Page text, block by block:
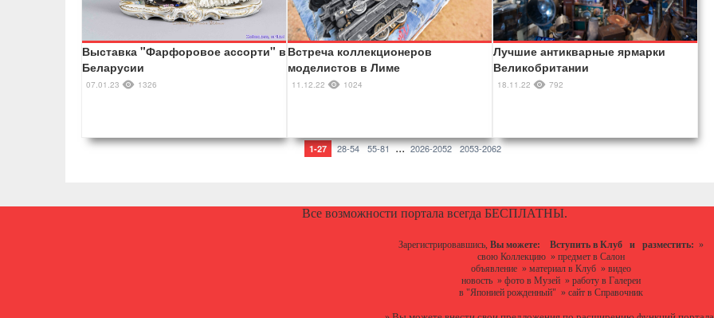
Выставка "Фарфоровое ассорти" в
Беларусии
07.01.23 1326
Встреча коллекционеров
моделистов в Лиме
11.12.22 1024
Лучшие антикварные ярмарки
Великобритании
18.11.22 792
1-27 28-54 55-81 ... 2026-2052 2053-2062
Все возможности портала всегда БЕСПЛАТНЫ.
Зарегистрировавшись, Вы можете: Вступить в Клуб и разместить: »
свою Коллекцию» предмет в Салон
объявление» материал в Клуб» видео
новость» фото в Музей» работу в Галереи
в "Японией рожденный" » сайт в Справочник